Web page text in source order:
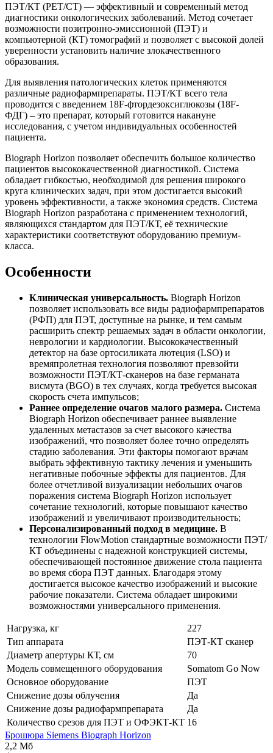
ПЭТ/КТ (PET/CT) — эффективный и современный метод
диагностики онкологических заболеваний. Метод сочетает
возможности позитронно-эмиссионной (ПЭТ) и
компьютерной (КТ) томографий и позволяет с высокой долей
уверенности установить наличие злокачественного
образования.
Для выявления патологических клеток применяются
различные радиофармпрепараты. ПЭТ/КТ всего тела
проводится с введением 18F-фтордезоксиглюкозы (18F-
ФДГ) – это препарат, который готовится накануне
исследования, с учетом индивидуальных особенностей
пациента.
Biograph Horizon позволяет обеспечить большое количество
пациентов высококачественной диагностикой. Система
обладает гибкостью, необходимой для решения широкого
круга клинических задач, при этом достигается высокий
уровень эффективности, а также экономия средств. Система
Biograph Horizon разработана с применением технологий,
являющихся стандартом для ПЭТ/КТ, её технические
характеристики соответствуют оборудованию премиум-
класса.
Особенности
Клиническая универсальность. Biograph Horizon
позволяет использовать все виды радиофармпрепаратов
(РФП) для ПЭТ, доступные на рынке, и тем самым
расширить спектр решаемых задач в области онкологии,
неврологии и кардиологии. Высококачественный
детектор на базе ортосиликата лютеция (LSO) и
времяпролетная технология позволяют превзойти
возможности ПЭТ/КТ-сканеров на базе германата
висмута (BGO) в тех случаях, когда требуется высокая
скорость счета импульсов;
Раннее определение очагов малого размера. Система
Biograph Horizon обеспечивает раннее выявление
удаленных метастазов за счет высокого качества
изображений, что позволяет более точно определять
стадию заболевания. Эти факторы помогают врачам
выбрать эффективную тактику лечения и уменьшить
негативные побочные эффекты для пациентов. Для
более отчетливой визуализации небольших очагов
поражения система Biograph Horizon использует
сочетание технологий, которые повышают качество
изображений и увеличивают производительность;
Персонализированный подход в медицине. В
технологии FlowMotion стандартные возможности ПЭТ/
КТ объединены с надежной конструкцией системы,
обеспечивающей постоянное движение стола пациента
во время сбора ПЭТ данных. Благодаря этому
достигается высокое качество изображений и высокие
рабочие показатели. Система обладает широкими
возможностями универсального применения.
Нагрузка, кг
227
Тип аппарата
ПЭТ-КТ сканер
Диаметр апертуры КТ, см
70
Модель совмещенного оборудования
Somatom Go Now
Основное оборудование
ПЭТ
Снижение дозы облучения
Да
Снижение дозы радиофармпрепарата
Да
Количество срезов для ПЭТ и ОФЭКТ-КТ 16
Брошюра Siemens Biograph Horizon
2,2 Мб